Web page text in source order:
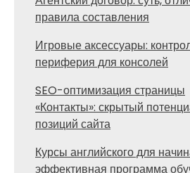
правила составления
Игровые аксессуары:
периферия для консолей
SEO-оптимизация страницы
«Контакты»: скрытый
позиций сайта
Курсы английского для
эффективная программа